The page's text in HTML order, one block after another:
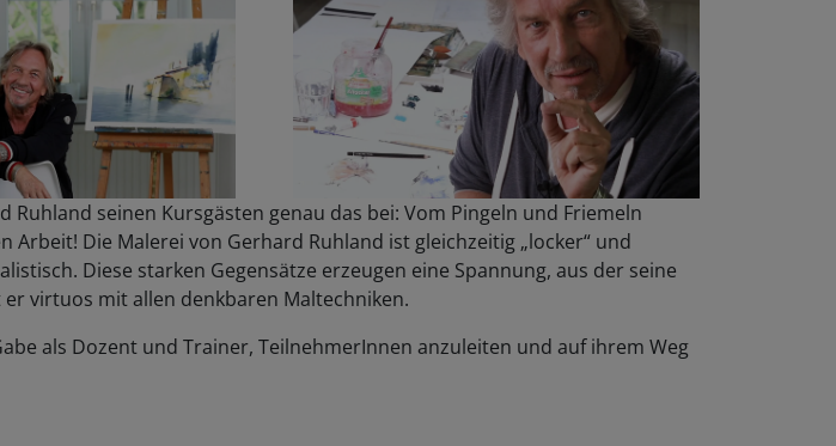
seinen Kursgästen genau das bei: Vom Pingeln und Friemeln
Die Malerei von Gerhard Ruhland ist gleichzeitig „locker“ und
Diese starken Gegensätze erzeugen eine Spannung, aus der seine
virtuos mit allen denkbaren Maltechniken.
als Dozent und Trainer, TeilnehmerInnen anzuleiten und auf ihrem Weg